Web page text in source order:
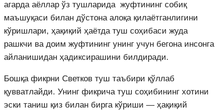
агарда аёллар ўз тушларида жуфтининг собиқ
маъшуқаси билан дўстона алоқа қилаётганлигини
кўришлари, ҳақиқий ҳаётда туш соҳибаси жуда
рашкчи ва доим жуфтининг унинг учун бегона инсонга
айланишидан ҳадиксирашини билдиради.
Бошқа фикрни Светков туш таъбири қўллаб
қувватлайди. Унинг фикрича туш соҳибининг хотини
эски таниш қиз билан бирга кўриши — ҳақиқий